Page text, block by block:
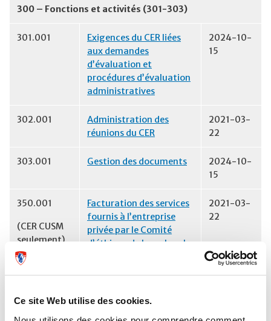
Ce site Web utilise des cookies.
300 – Fonctions et activités (301-303)
301.001
Exigences du CER liées
aux demandes
d’évaluation et
procédures d’évaluation
administratives
2024-10-
15
302.001
Administration des
réunions du CER
2021-03-
22
303.001 Gestion des documents
2024-10-
15
350.001
(CER CUSM
seulement)
Facturation des services
fournis à l’entreprise
privée par le Comité
d’éthique de la recherche
2021-03-
22